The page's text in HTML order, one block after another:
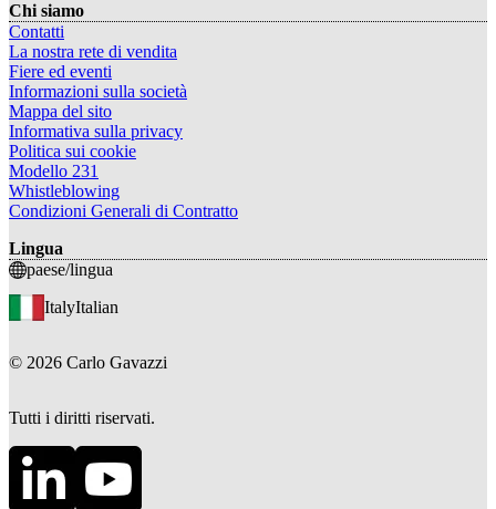
Chi siamo
Contatti
La nostra rete di vendita
Fiere ed eventi
Informazioni sulla società
Mappa del sito
Informativa sulla privacy
Politica sui cookie
Modello 231
Whistleblowing
Condizioni Generali di Contratto
Lingua
paese/lingua
ItalyItalian
© 2026 Carlo Gavazzi
Tutti i diritti riservati.